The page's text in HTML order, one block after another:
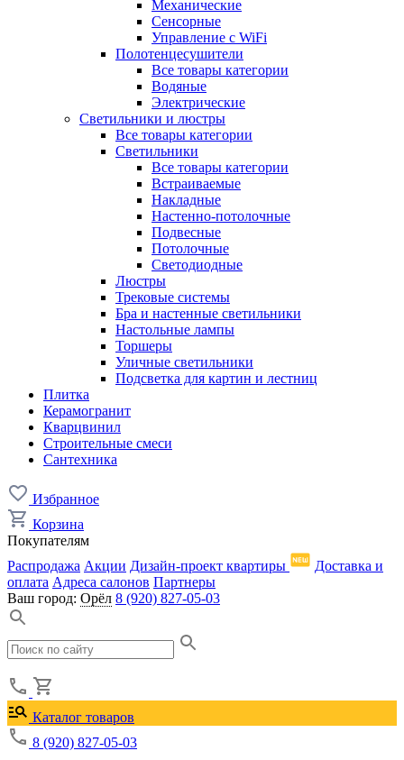
Механические
Сенсорные
Управление с WiFi
Полотенцесушители
Все товары категории
Водяные
Электрические
Светильники и люстры
Все товары категории
Светильники
Все товары категории
Встраиваемые
Накладные
Настенно-потолочные
Подвесные
Потолочные
Светодиодные
Люстры
Трековые системы
Бра и настенные светильники
Настольные лампы
Торшеры
Уличные светильники
Подсветка для картин и лестниц
Плитка
Керамогранит
Кварцвинил
Строительные смеси
Сантехника
Избранное
Корзина
Покупателям
Распродажа Акции Дизайн-проект квартиры
Доставка и
оплата Адреса салонов Партнеры
Ваш город: Орёл 8 (920) 827-05-03
Каталог товаров
8 (920) 827-05-03